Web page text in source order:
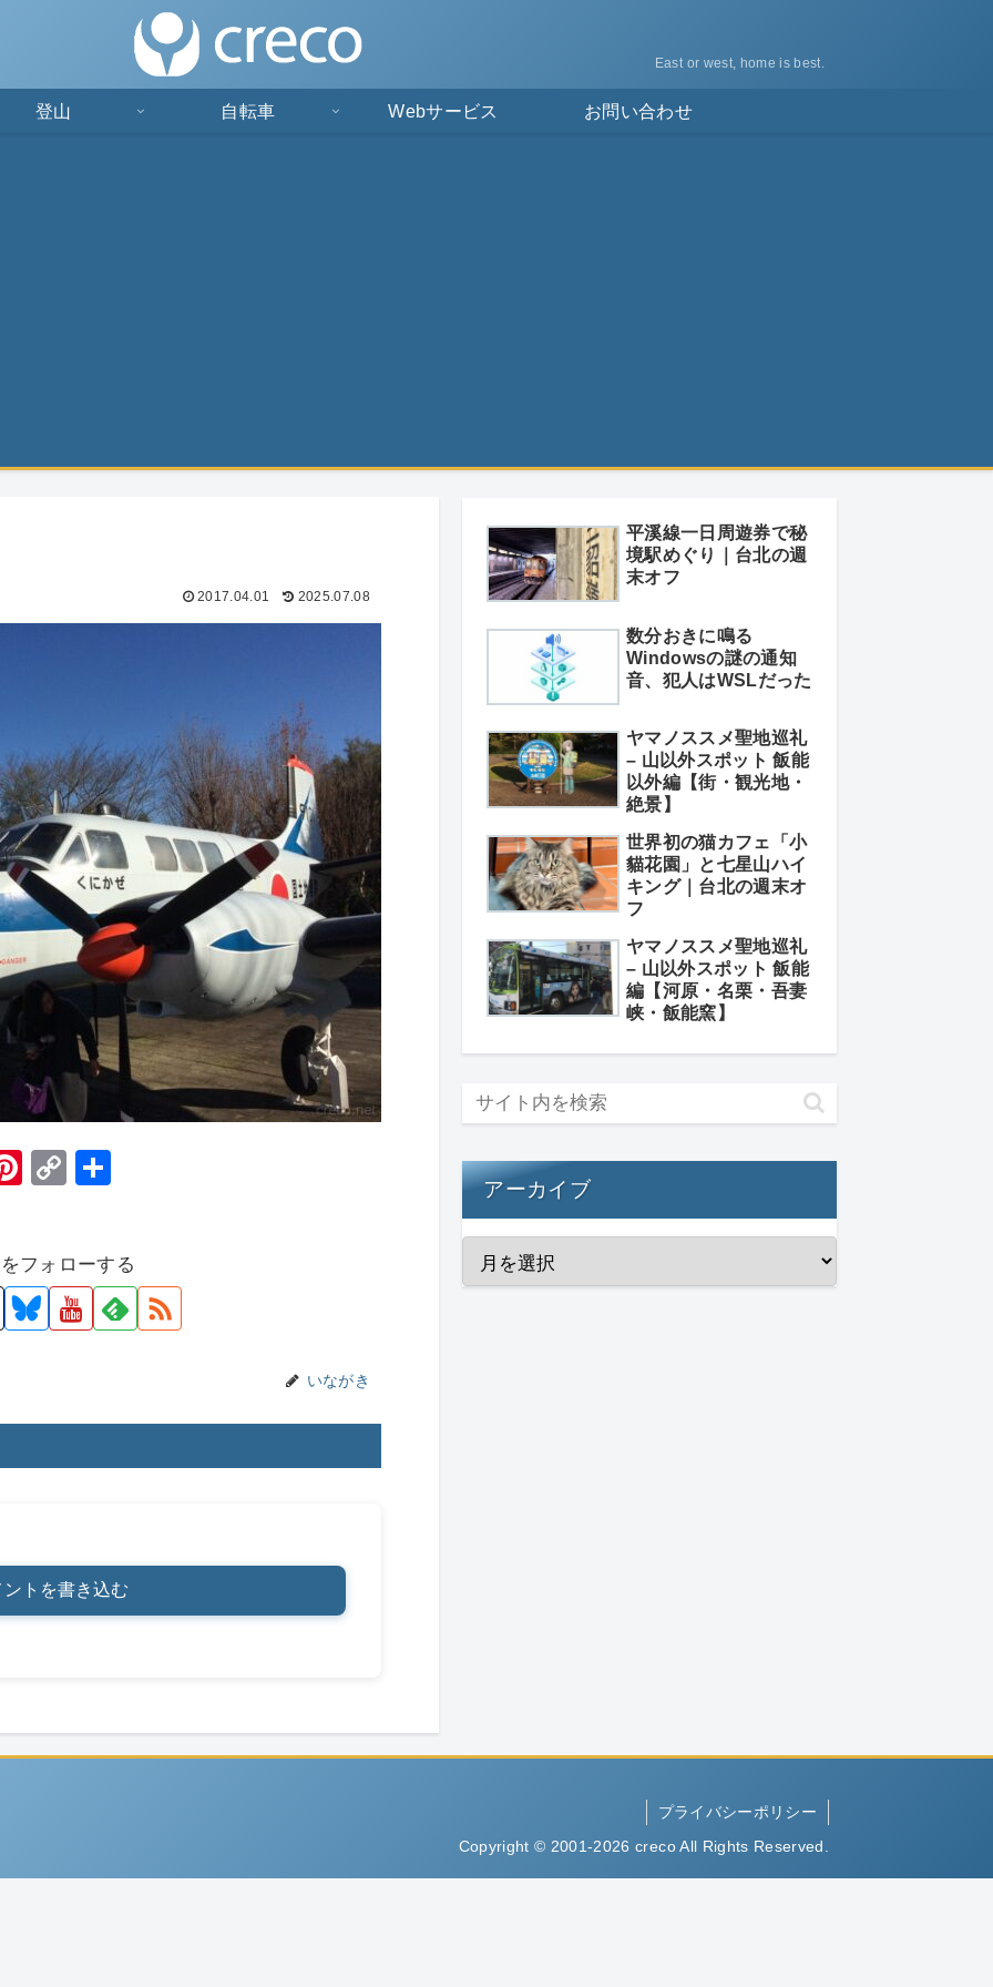
East or west, home is best.
登山 自転車 Webサービス お問い合わせ
2017.04.01 2025.07.08
Pi
e
st
C
y
Li
フォローする
いながき
ントを書き込む
平溪線一日周遊券で秘
境駅めぐり｜台北の週
末オフ
数分おきに鳴る
Windowsの謎の通知
音、犯人はWSLだった
ヤマノススメ聖地巡礼
– 山以外スポット 飯能
以外編【街・観光地・
絶景】
世界初の猫カフェ「小
貓花園」と七星山ハイ
キング｜台北の週末オ
フ
ヤマノススメ聖地巡礼
– 山以外スポット 飯能
編【河原・名栗・吾妻
峡・飯能窯】
アーカイブ
プライバシーポリシー
Copyright © 2001-2026 creco All Rights Reserved.